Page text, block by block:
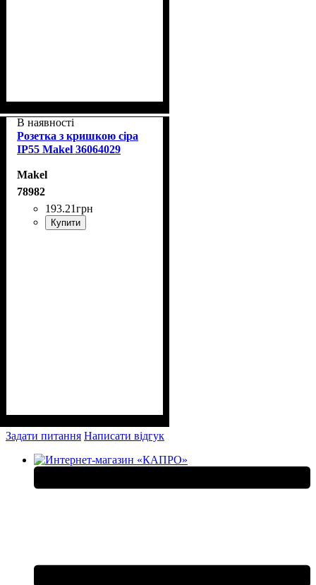
В наявності
Розетка з кришкою сіра
IP55 Makel 36064029
Makel
78982
193.21грн
Купити
Задати питання Написати відгук